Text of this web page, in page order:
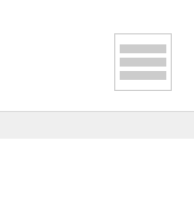
調達を実施